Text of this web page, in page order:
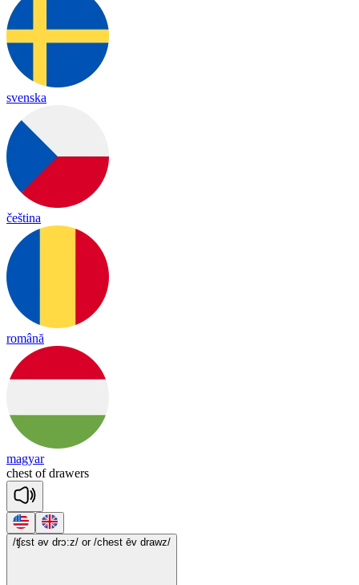
svenska
čeština
română
magyar
chest of drawers
/ʧɛst əv drɔ:z/ or /chest ēv drawz/